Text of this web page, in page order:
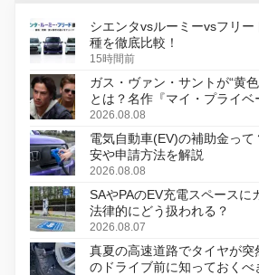
シエンタvsルーミーvsフリ
種を徹底比較！
15時間前
ガス・ヴァン・サントが“黄
とは？名作『マイ・プライベ
初のデジタルリマスター版で
2026.08.08
電気自動車(EV)の補助金って
安や申請方法を解説
2026.08.08
SAやPAのEV充電スペースに
法律的にどう扱われる？
2026.08.07
真夏の高速道路でタイヤが
のドライブ前に知っておくべ